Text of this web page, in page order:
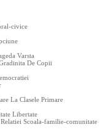
civice
Varsta
De Copii
La Clasele Primare
Libertate
Scoala-familie-comunitate